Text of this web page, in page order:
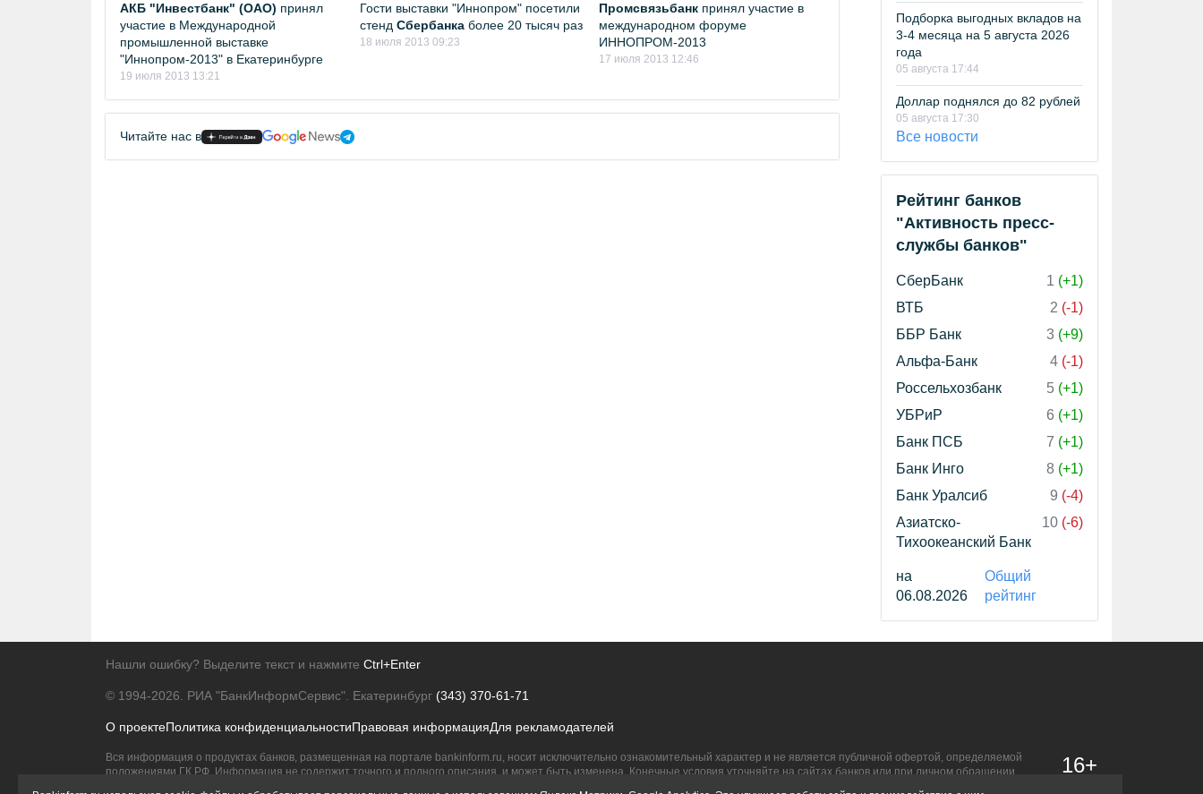
АКБ "Инвестбанк" (ОАО) принял
участие в Международной
промышленной выставке
"Иннопром-2013" в Екатеринбурге
19 июля 2013 13:21
Гости выставки "Иннопром" посетили
стенд Сбербанкаболее 20 тысяч раз
18 июля 2013 09:23
Промсвязьбанк принял участие в
международном форуме
ИННОПРОМ-2013
17 июля 2013 12:46
Читайте нас в
Подборка выгодных вкладов на
3-4 месяца на 5 августа 2026
года
05 августа 17:44
Доллар поднялся до 82 рублей
05 августа 17:30
Все новости
Рейтинг банков
"Активность пресс-
службы банков"
СберБанк 1 (+1)
ВТБ
2 (-1)
ББР Банк
3 (+9)
Альфа-Банк
4 (-1)
Россельхозбанк
5 (+1)
УБРиР
6 (+1)
Банк ПСБ
7 (+1)
Банк Инго
8 (+1)
Банк Уралсиб
9 (-4)
Азиатско-
Тихоокеанский Банк
10 (-6)
на
06.08.2026
Общий
рейтинг
Нашли ошибку? Выделите текст и нажмите Ctrl+Enter
© 1994-2026. РИА "БанкИнформСервис". Екатеринбург (343) 370-61-71
О проектеПолитика конфиденциальностиПравовая информацияДля рекламодателей
Вся информация о продуктах банков, размещенная на портале bankinform.ru, носит исключительно ознакомительный характер и не является публичной офертой, определяемой
положениями ГК РФ. Информация не содержит точного и полного описания, и может быть изменена. Конечные условия уточняйте на сайтах банков или при личном обращении.
16+